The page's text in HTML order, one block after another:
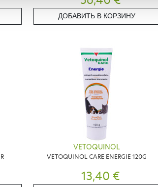
ДОБАВИТЬ В КОРЗИНУ
VETOQUINOL
VETOQUINOL CARE ENERGIE 120G
13,40 €